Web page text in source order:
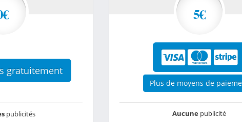
gratuitement
publicités
5€
Plus de moyens de
Aucune publicité